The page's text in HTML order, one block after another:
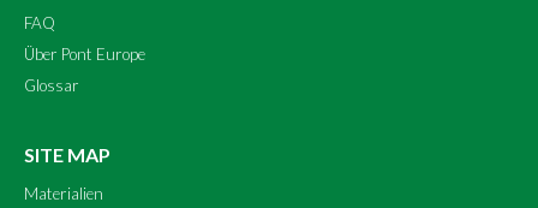
FAQ
Über Pont Europe
Glossar
SITE MAP
Materialien